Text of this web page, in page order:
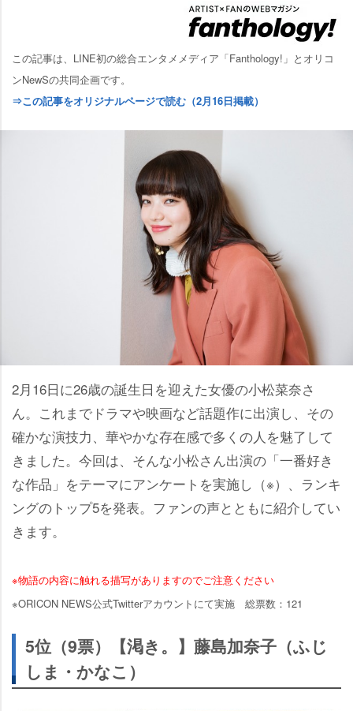
この記事は、LINE初の総合エンタメメディア「Fanthology!」とオリコ
ンNewSの共同企画です。
⇒この記事をオリジナルページで読む（2月16日掲載）
2月16日に26歳の誕生日を迎えた女優の小松菜奈さ
ん。これまでドラマや映画など話題作に出演し、その
確かな演技力、華やかな存在感で多くの人を魅了して
きました。今回は、そんな小松さん出演の「一番好き
な作品」をテーマにアンケートを実施し（※）、ランキ
ングのトップ5を発表。ファンの声とともに紹介してい
きます。
※物語の内容に触れる描写がありますのでご注意ください
※ORICON NEWS公式Twitterアカウントにて実施 総票数：121
5位（9票）【渇き。】藤島加奈子（ふじ
しま・かなこ）